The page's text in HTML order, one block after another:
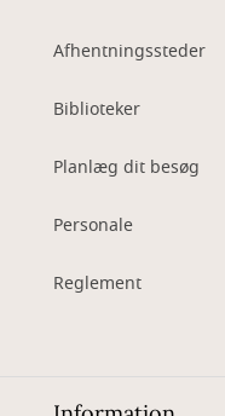
Afhentningssteder
Biblioteker
Planlæg dit besøg
Personale
Reglement